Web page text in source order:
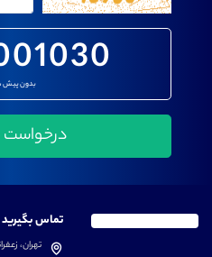
بدون پیش
تماس بگیرید
تهران،